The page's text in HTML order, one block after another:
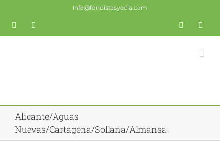
info@fondistasyecla.com
Correo
Alicante/Aguas
Nuevas/Cartagena/Sollana/Almansa